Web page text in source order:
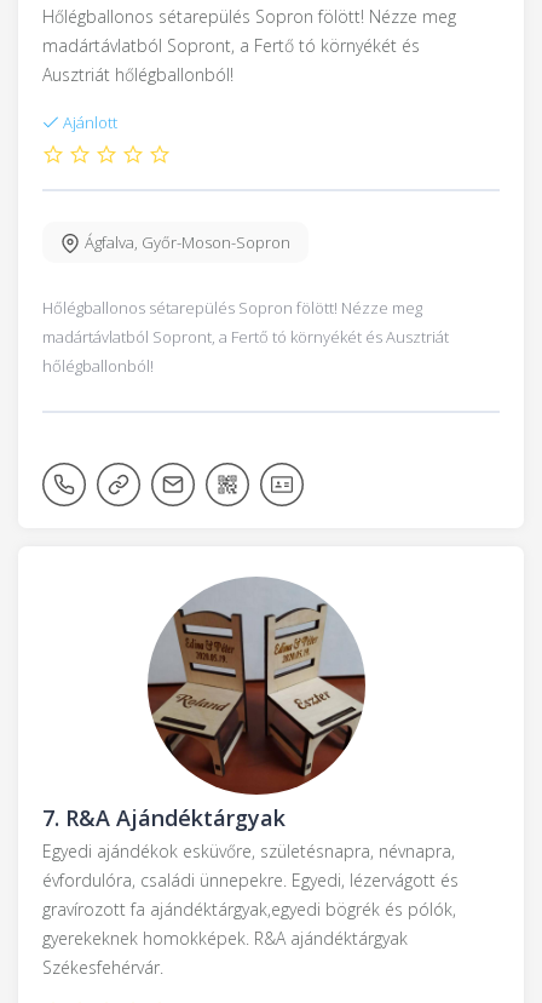
Hőlégballonos sétarepülés Sopron fölött! Nézze meg
madártávlatból Sopront, a Fertő tó környékét és
Ausztriát hőlégballonból!
Ajánlott
Ágfalva, Győr-Moson-Sopron
Hőlégballonos sétarepülés Sopron fölött! Nézze meg
madártávlatból Sopront, a Fertő tó környékét és Ausztriát
hőlégballonból!
7. R&A Ajándéktárgyak
Egyedi ajándékok esküvőre, születésnapra, névnapra,
évfordulóra, családi ünnepekre. Egyedi, lézervágott és
gravírozott fa ajándéktárgyak,egyedi bögrék és pólók,
gyerekeknek homokképek. R&A ajándéktárgyak
Székesfehérvár.